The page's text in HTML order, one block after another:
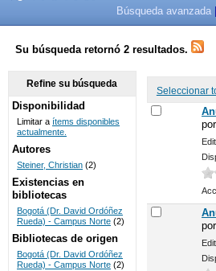
SISTEMAS
DE
BIBLIOTECAS
UNICOC
Búsqueda avanzada
Su búsqueda retornó 2 resultados.
Seleccionar
por
por
Refine su búsqueda
Disponibilidad
Limitar a ítems disponibles
actualmente.
Autores
Steiner, Christian (2)
Existencias en
bibliotecas
Bogotá (Dr. David Ordóñez
Rueda) - Campus Norte (2)
Bibliotecas de origen
Bogotá (Dr. David Ordóñez
Rueda) - Campus Norte (2)